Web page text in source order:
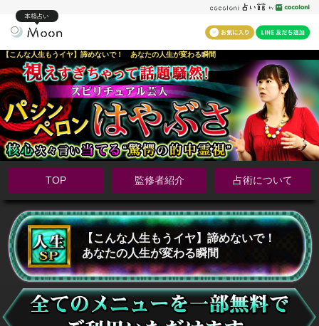
本格占い
【こんな人生もうイヤ】諦めないで！ あなたの人生が変わる瞬間
TOP 監修者紹介 占術について
【こんな人生もうイヤ】諦めないで！
あなたの人生が変わる瞬間